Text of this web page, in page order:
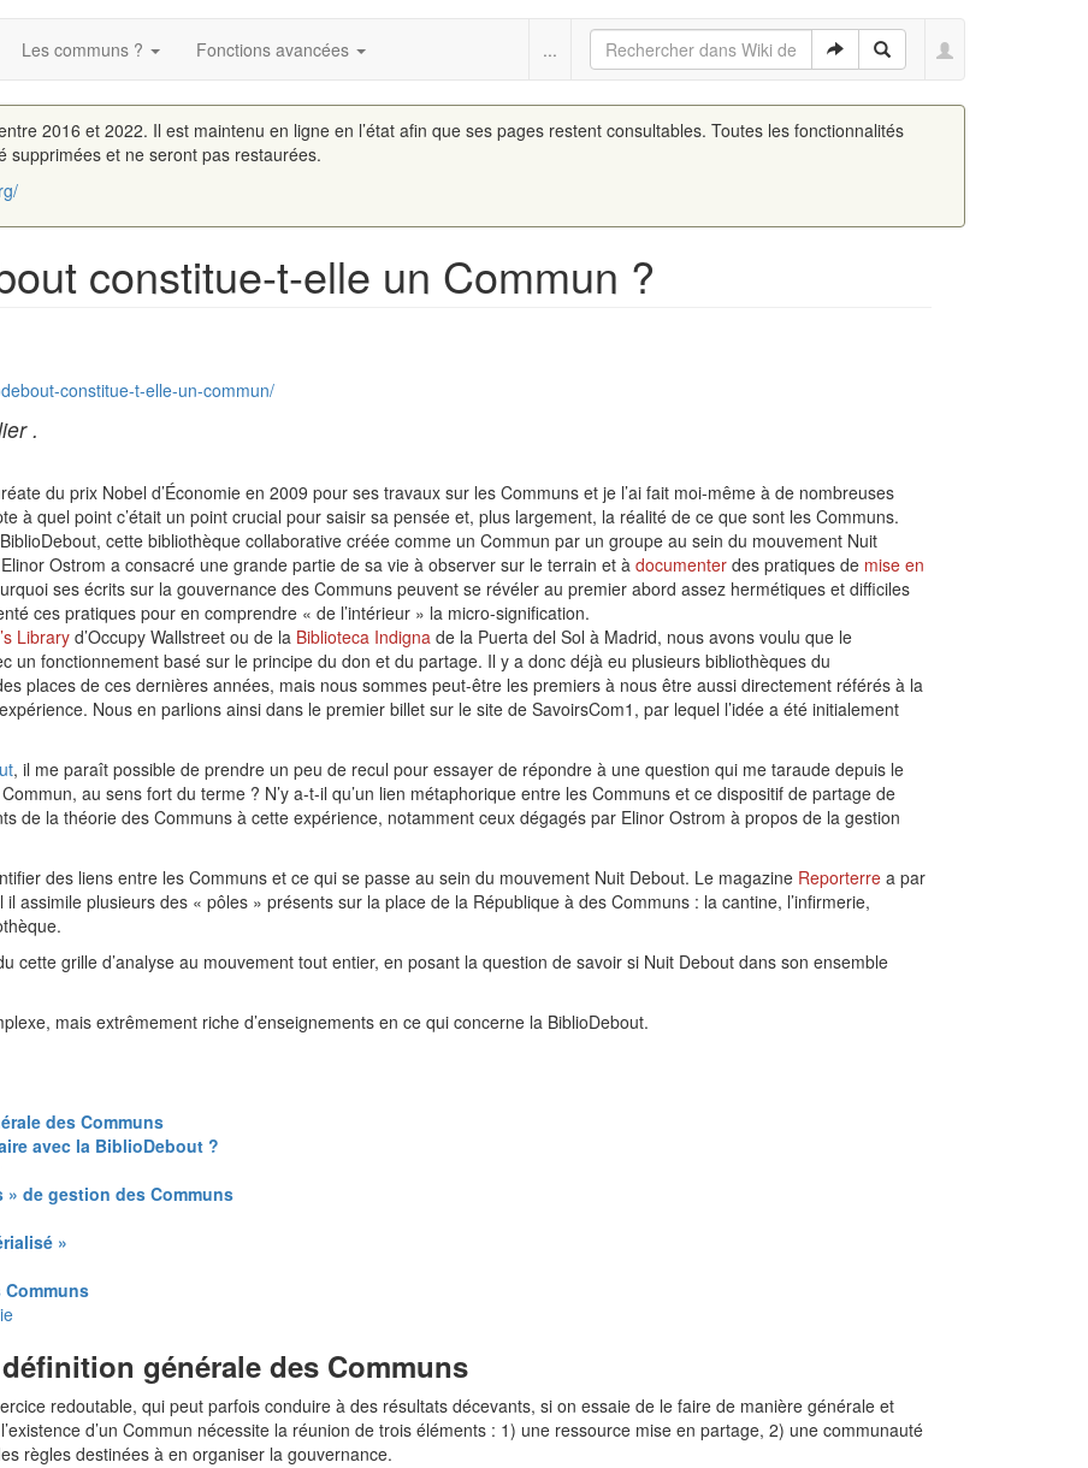
Les communs ? Fonctions avancées ...
2016 et 2022. Il est maintenu en ligne en l’état afin que ses pages restent consultables. Toutes les fonctionnalités
supprimées et ne seront pas restaurées.
constitue-t-elle un Commun ?
constitue-t-elle-un-commun/
.
du prix Nobel d’Économie en 2009 pour ses travaux sur les Communs et je l’ai fait moi-même à de nombreuses
à quel point c’était un point crucial pour saisir sa pensée et, plus largement, la réalité de ce que sont les Communs.
cette bibliothèque collaborative créée comme un Commun par un groupe au sein du mouvement Nuit
Ostrom a consacré une grande partie de sa vie à observer sur le terrain et à documenter des pratiques de mise en
ses écrits sur la gouvernance des Communs peuvent se révéler au premier abord assez hermétiques et difficiles
ces pratiques pour en comprendre « de l’intérieur » la micro-signification.
Library d’Occupy Wallstreet ou de la Biblioteca Indigna de la Puerta del Sol à Madrid, nous avons voulu que le
un fonctionnement basé sur le principe du don et du partage. Il y a donc déjà eu plusieurs bibliothèques du
places de ces dernières années, mais nous sommes peut-être les premiers à nous être aussi directement référés à la
Nous en parlions ainsi dans le premier billet sur le site de SavoirsCom1, par lequel l’idée a été initialement
, il me paraît possible de prendre un peu de recul pour essayer de répondre à une question qui me taraude depuis le
au sens fort du terme ? N’y a-t-il qu’un lien métaphorique entre les Communs et ce dispositif de partage de
de la théorie des Communs à cette expérience, notamment ceux dégagés par Elinor Ostrom à propos de la gestion
des liens entre les Communs et ce qui se passe au sein du mouvement Nuit Debout. Le magazine Reporterre a par
assimile plusieurs des « pôles » présents sur la place de la République à des Communs : la cantine, l’infirmerie,
cette grille d’analyse au mouvement tout entier, en posant la question de savoir si Nuit Debout dans son ensemble
mais extrêmement riche d’enseignements en ce qui concerne la BiblioDebout.
des Communs
avec la BiblioDebout ?
de gestion des Communs
»
générale des Communs
redoutable, qui peut parfois conduire à des résultats décevants, si on essaie de le faire de manière générale et
d’un Commun nécessite la réunion de trois éléments : 1) une ressource mise en partage, 2) une communauté
règles destinées à en organiser la gouvernance.